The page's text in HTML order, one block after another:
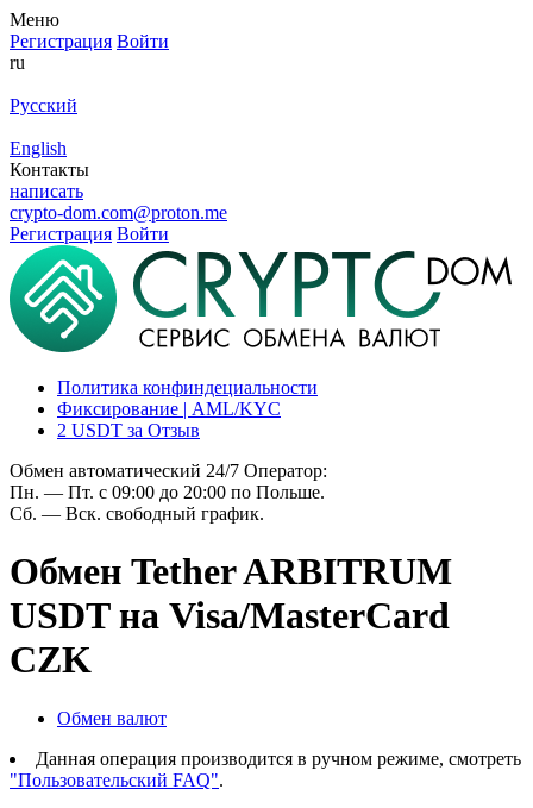
Меню
Регистрация Войти
ru
Русский
English
Контакты
написать
crypto-dom.com@proton.me
Регистрация Войти
Политика конфиндециальности
Фиксирование | AML/KYC
2 USDT за Отзыв
Обмен автоматический 24/7 Оператор:
Пн. — Пт. с 09:00 до 20:00 по Польше.
Сб. — Вск. свободный график.
Обмен Tether ARBITRUM
USDT на Visa/MasterCard
CZK
Обмен валют
Данная операция производится в ручном режиме, смотреть
"Пользовательский FAQ".